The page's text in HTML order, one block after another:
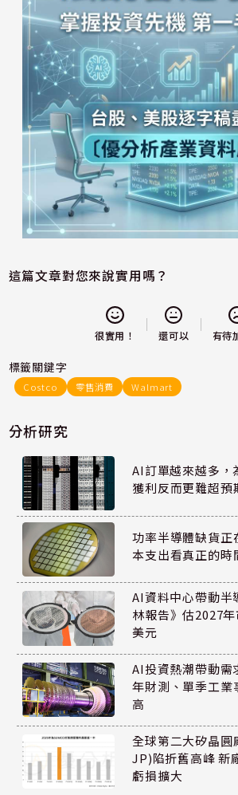
這篇文章對您來說實用嗎？
很實用！ 還可以 有待
標籤關鍵字
Costco 零售消費 Walmart
分析研究
AI訂單越來越多，
獲利反而更難超預
功率半導體缺貨正
本支出看真正的時
AI資料中心帶動
林報告》估2027
美元
AI投資熱潮帶動
年財測、單季工業
高
全球第二大矽晶圓
JP)陷折舊高峰 新
虧損擴大